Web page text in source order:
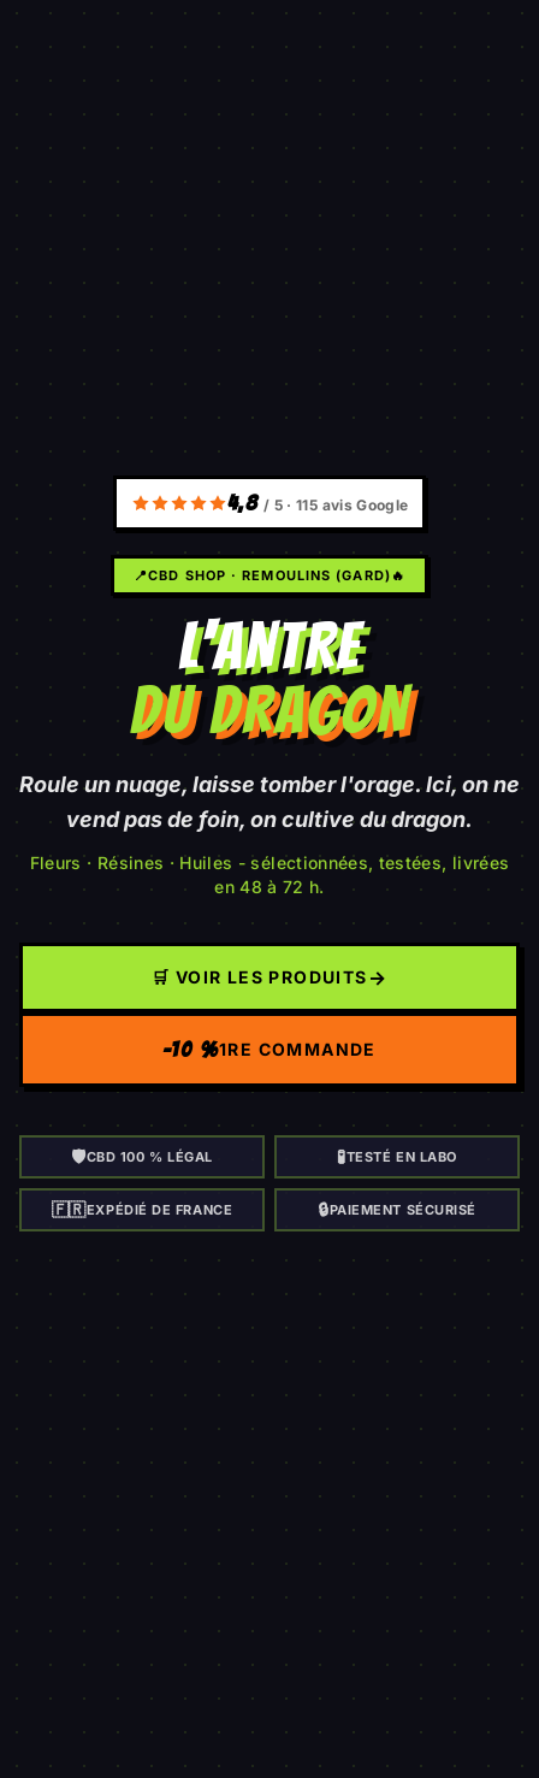
4,8 / 5 ·115 avis Google
📍CBD SHOP · REMOULINS (GARD) 🔥
L'ANTRE
DU DRAGON
Roule un nuage, laisse tomber l'orage. Ici, on ne
vend pas de foin, on cultive du dragon.
Fleurs · Résines · Huiles - sélectionnées, testées, livrées
en 48 à 72 h.
🛒 VOIR LES PRODUITS →
-10 %1RE COMMANDE
🛡️CBD 100 % LÉGAL 🧪TESTÉ EN LABO
🇫🇷EXPÉDIÉ DE FRANCE 🔒PAIEMENT SÉCURISÉ